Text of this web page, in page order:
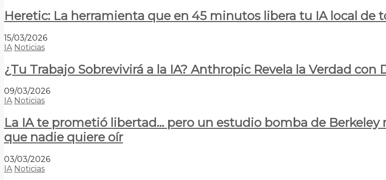
Heretic: La herramienta que en 45 minutos libera tu IA local de
15/03/2026
IA Noticias
¿Tu Trabajo Sobrevivirá a la IA? Anthropic Revela la Verdad con
09/03/2026
IA Noticias
La IA te prometió libertad… pero un estudio bomba de Berkeley
que nadie quiere oír
03/03/2026
IA Noticias